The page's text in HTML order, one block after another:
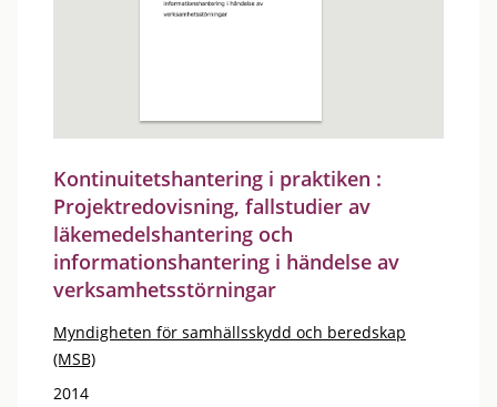
Kontinuitetshantering i praktiken :
Projektredovisning, fallstudier av
läkemedelshantering och
informationshantering i händelse av
verksamhetsstörningar
Myndigheten för samhällsskydd och beredskap
(MSB)
2014